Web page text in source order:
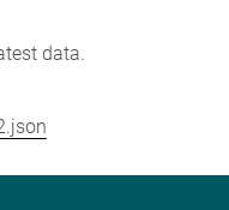
data.